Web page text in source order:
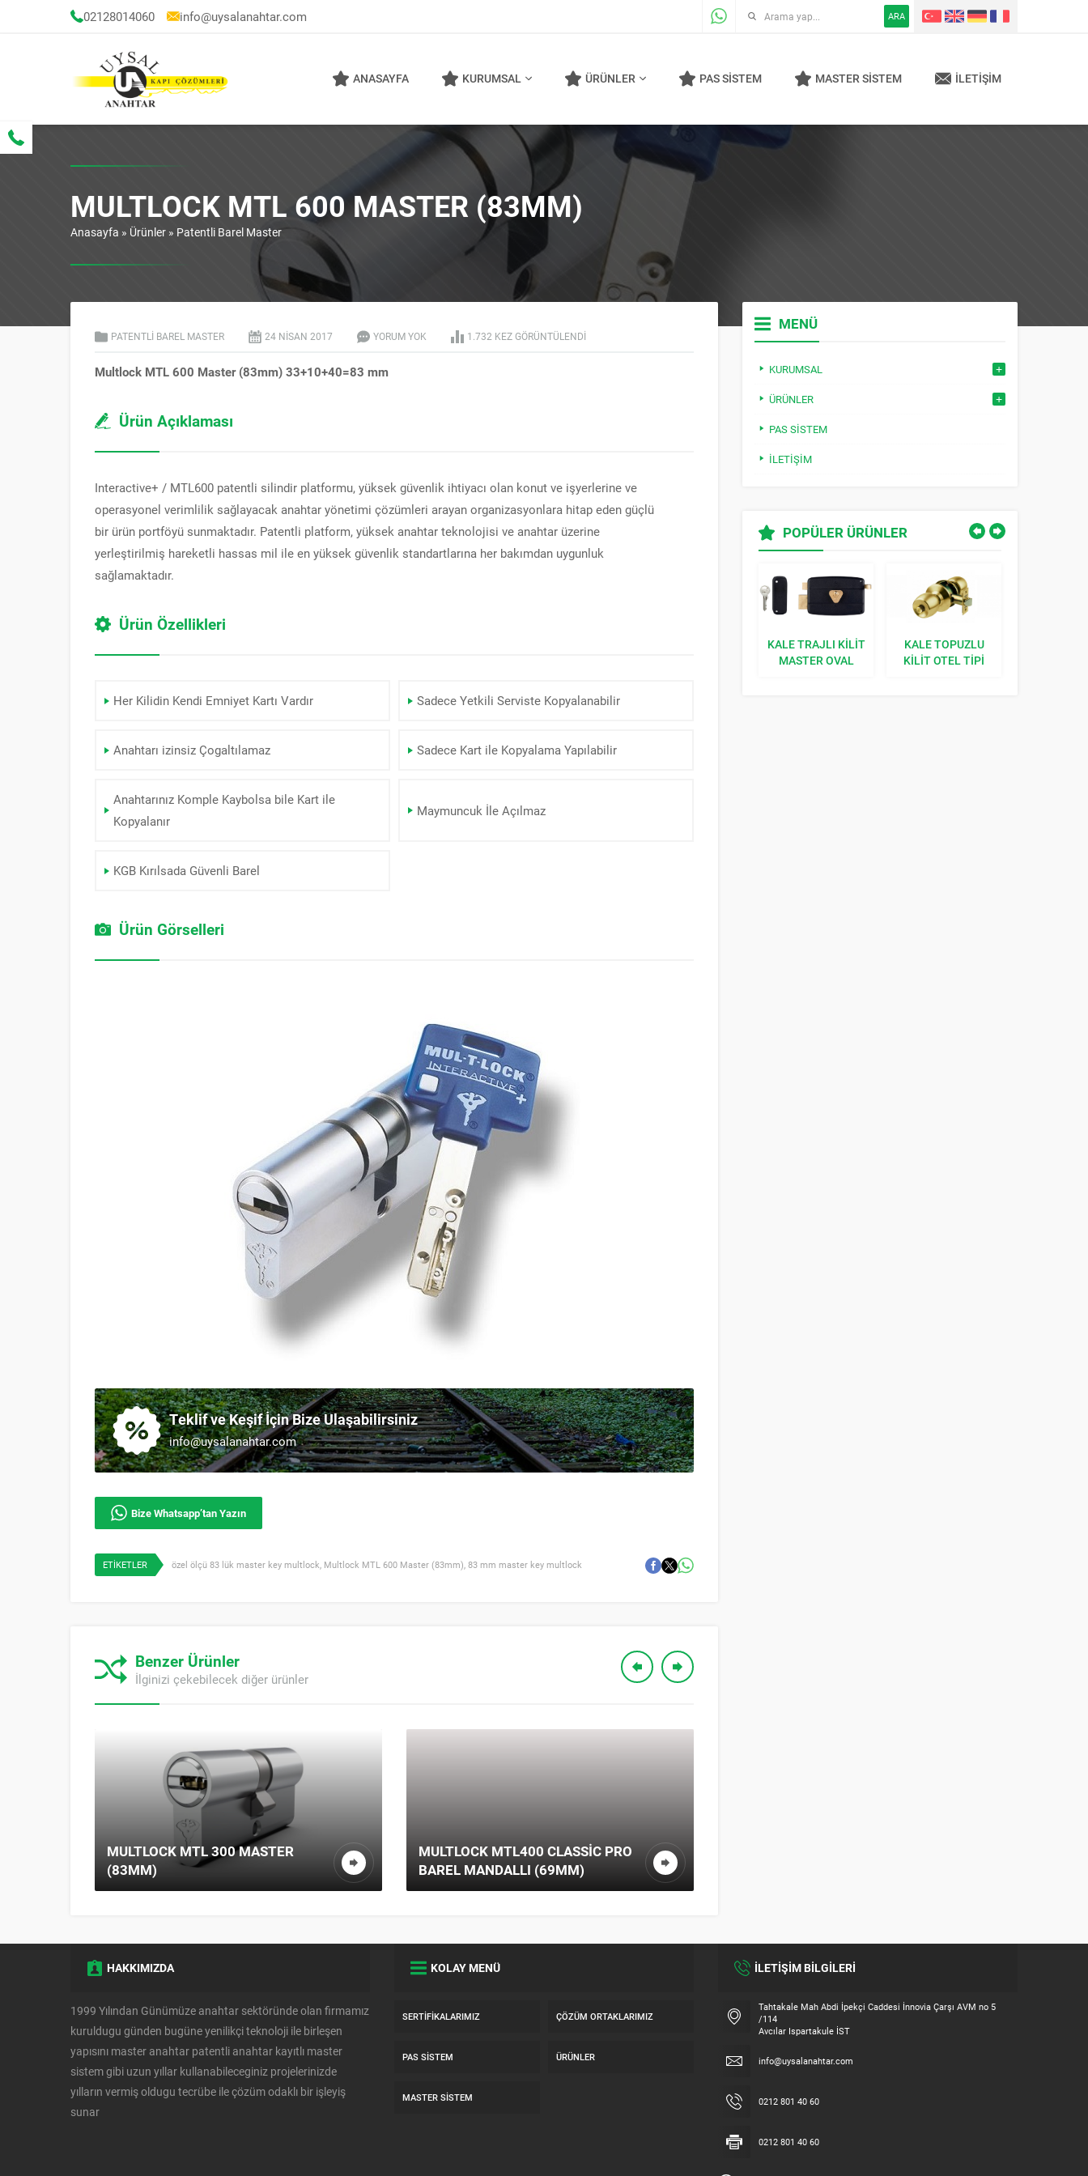
02128014060 info@uysalanahtar.com ARA
ANASAYFA KURUMSAL ÜRÜNLER PAS SISTEM MASTER SISTEM İLETIŞIM
MULTLOCK MTL 600 MASTER (83MM)
Anasayfa » Ürünler » Patentli Barel Master
PATENTLI BAREL MASTER 24 NISAN 2017 YORUM YOK 1.732 KEZ GÖRÜNTÜLENDI
Multlock MTL 600 Master (83mm) 33+10+40=83 mm
Ürün Açıklaması
Interactive+ / MTL600 patentli silindir platformu, yüksek güvenlik ihtiyacı olan konut ve işyerlerine ve
operasyonel verimlilik sağlayacak anahtar yönetimi çözümleri arayan organizasyonlara hitap eden güçlü
bir ürün portföyü sunmaktadır. Patentli platform, yüksek anahtar teknolojisi ve anahtar üzerine
yerleştirilmiş hareketli hassas mil ile en yüksek güvenlik standartlarına her bakımdan uygunluk
sağlamaktadır.
Ürün Özellikleri
Her Kilidin Kendi Emniyet Kartı Vardır Sadece Yetkili Serviste Kopyalanabilir
Anahtarı izinsiz Çogaltılamaz Sadece Kart ile Kopyalama Yapılabilir
Anahtarınız Komple Kaybolsa bile Kart ile
Kopyalanır
Maymuncuk İle Açılmaz
KGB Kırılsada Güvenli Barel
Ürün Görselleri
Teklif ve Keşif İçin Bize Ulaşabilirsiniz
info@uysalanahtar.com
Bize Whatsapp’tan Yazın
ETİKETLER özel ölçü 83 lük master key multlock, Multlock MTL 600 Master (83mm), 83 mm master key multlock
Benzer Ürünler
İlginizi çekebilecek diğer ürünler
MULTLOCK MTL 300 MASTER
(83MM)
MULTLOCK MTL400 CLASSIC PRO
BAREL MANDALLI (69MM)
MENÜ
KURUMSAL
ÜRÜNLER
PAS SISTEM
İLETIŞIM
POPÜLER ÜRÜNLER
KALE TRAJLI KILIT
MASTER OVAL
KALE TOPUZLU
KILIT OTEL TIPI
HAKKIMIZDA
1999 Yılından Günümüze anahtar sektöründe olan firmamız
kuruldugu günden bugüne yenilikçi teknoloji ile birleşen
yapısını master anahtar patentli anahtar kayıtlı master
sistem gibi uzun yıllar kullanabileceginiz projelerinizde
yılların vermiş oldugu tecrübe ile çözüm odaklı bir işleyiş
sunar
KOLAY MENÜ
SERTIFIKALARIMIZ ÇÖZÜM ORTAKLARIMIZ
PAS SISTEM ÜRÜNLER
MASTER SISTEM
İLETİŞİM BİLGİLERİ
Tahtakale Mah Abdi İpekçi Caddesi İnnovia Çarşı AVM no 5
/114
Avcılar Ispartakule İST
info@uysalanahtar.com
0212 801 40 60
0212 801 40 60